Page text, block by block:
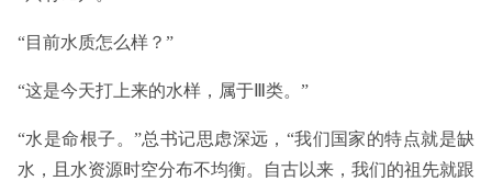
“目前水质怎么样？”
“这是今天打上来的水样，属于Ⅲ类。”
“水是命根子。”总书记思虑深远，“我们国家的特点就是缺
水，且水资源时空分布不均衡。自古以来，我们的祖先就跟